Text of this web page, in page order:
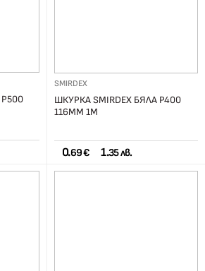
SMIRDEX
ШКУРКА SMIRDEX БЯЛА Р400
116ММ 1М
0.69 € 1.35 лв.